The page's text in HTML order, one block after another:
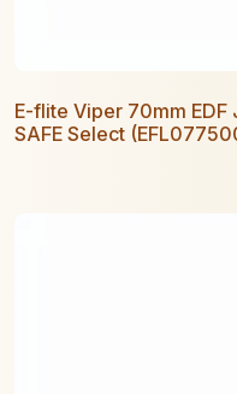
E-flite Viper 70mm EDF
SAFE Select